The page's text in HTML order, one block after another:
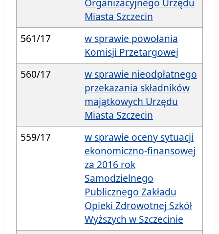
Organizacyjnego Urzędu
Miasta Szczecin
561/17
w sprawie powołania
Komisji Przetargowej
560/17
w sprawie nieodpłatnego
przekazania składników
majątkowych Urzędu
Miasta Szczecin
559/17
w sprawie oceny sytuacji
ekonomiczno-finansowej
za 2016 rok
Samodzielnego
Publicznego Zakładu
Opieki Zdrowotnej Szkół
Wyższych w Szczecinie